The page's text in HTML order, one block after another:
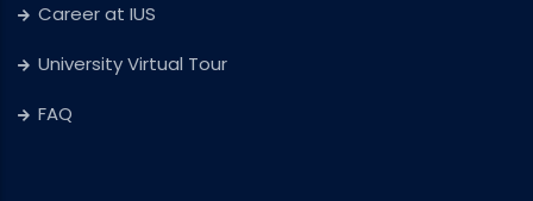
Career at IUS
University Virtual Tour
FAQ